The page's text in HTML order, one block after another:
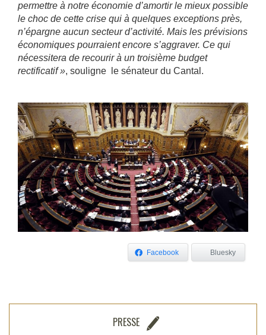
permettre à notre économie d’amortir le mieux possible
le choc de cette crise qui à quelques exceptions près,
n’épargne aucun secteur d’activité. Mais les prévisions
économiques pourraient encore s’aggraver. Ce qui
nécessitera de recourir à un troisième budget
rectificatif », souligne le sénateur du Cantal.
Facebook Bluesky
PRESSE